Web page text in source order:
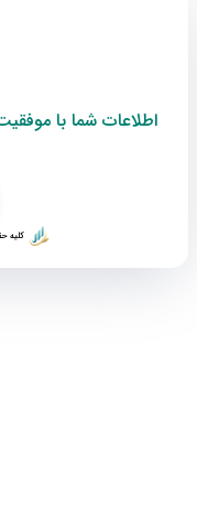
اطلاعات شما با
کلیه